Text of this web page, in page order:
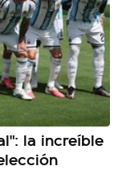
la increíble